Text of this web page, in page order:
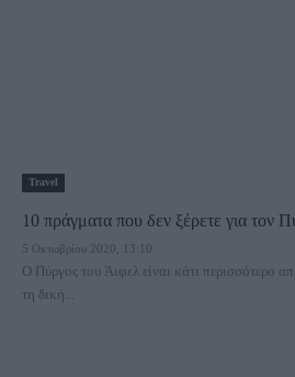
Travel
10 πράγματα που δεν ξέρετε για τον
5 Οκτωβρίου 2020, 13:10
Ο Πύργος του Άιφελ είναι κάτι περισσότερο
τη δική...